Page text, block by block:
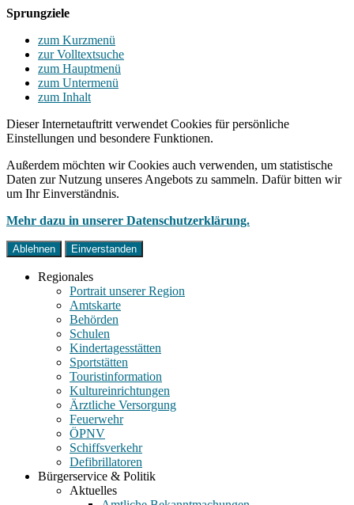
Sprungziele
zum Kurzmenü
zur Volltextsuche
zum Hauptmenü
zum Untermenü
zum Inhalt
Dieser Internetauftritt verwendet Cookies für persönliche
Einstellungen und besondere Funktionen.
Außerdem möchten wir Cookies auch verwenden, um statistische
Daten zur Nutzung unseres Angebots zu sammeln. Dafür bitten wir
um Ihr Einverständnis.
Mehr dazu in unserer Datenschutzerklärung.
Ablehnen Einverstanden
Regionales
Portrait unserer Region
Amtskarte
Behörden
Schulen
Kindertagesstätten
Sportstätten
Touristinformation
Kultureinrichtungen
Ärztliche Versorgung
Feuerwehr
ÖPNV
Schiffsverkehr
Defibrillatoren
Bürgerservice & Politik
Aktuelles